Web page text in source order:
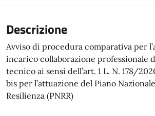
Descrizione
Avviso di procedura comparativa per
incarico collaborazione professionale
tecnico ai sensi dell’art. 1 L. N. 178/
bis per l’attuazione del Piano
Resilienza (PNRR)